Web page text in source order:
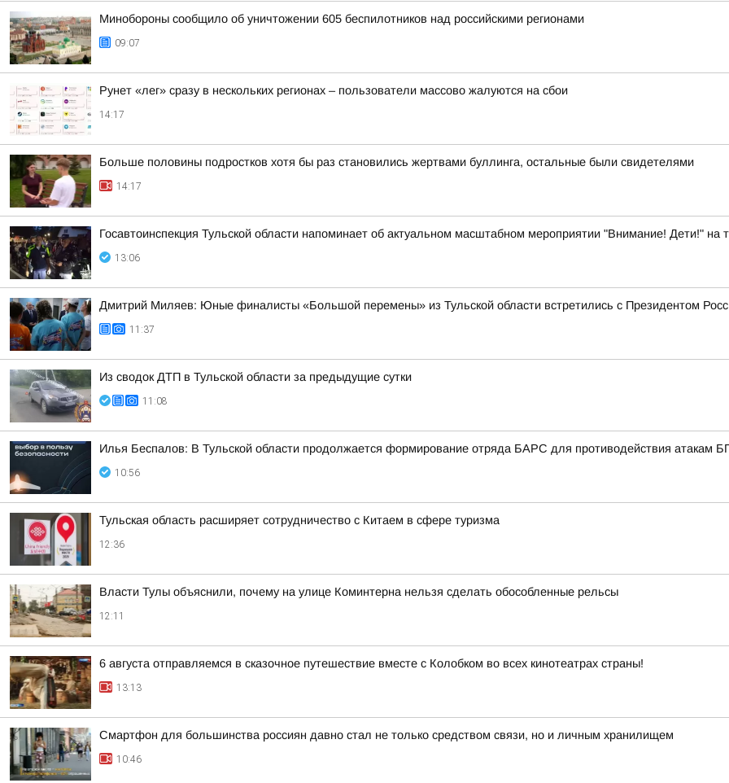
Минобороны сообщило об уничтожении 605 беспилотников над российскими регионами
09:07
Рунет «лег» сразу в нескольких регионах – пользователи массово жалуются на сбои
14:17
Больше половины подростков хотя бы раз становились жертвами буллинга, остальные были свидетелями
14:17
Госавтоинспекция Тульской области напоминает об актуальном масштабном мероприятии "Внимание! Дети!" на
13:06
Дмитрий Миляев: Юные финалисты «Большой перемены» из Тульской области встретились с Президентом
11:37
Из сводок ДТП в Тульской области за предыдущие сутки
11:08
Илья Беспалов: В Тульской области продолжается формирование отряда БАРС для противодействия атакам
10:56
Тульская область расширяет сотрудничество с Китаем в сфере туризма
12:36
Власти Тулы объяснили, почему на улице Коминтерна нельзя сделать обособленные рельсы
12:11
6 августа отправляемся в сказочное путешествие вместе с Колобком во всех кинотеатрах страны!
13:13
Смартфон для большинства россиян давно стал не только средством связи, но и личным хранилищем
10:46